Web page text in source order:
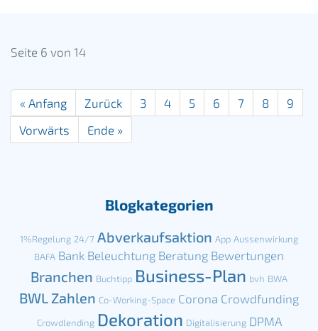
Seite 6 von 14
« Anfang Zurück 3 4 5 6 7 8
9
Vorwärts
Ende »
Blogkategorien
1%Regelung 24/7 Abverkaufsaktion App Aussenwirkung
BAFA Bank Beleuchtung Beratung Bewertungen
Branchen Buchtipp Business-Plan bvh BWA
BWL Zahlen Co-Working-Space Corona Crowdfunding
Crowdlending Dekoration Digitalisierung DPMA